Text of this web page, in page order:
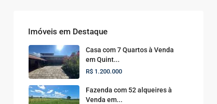
Imóveis em Destaque
Casa com 7 Quartos à Venda
em Quint...
R$ 1.200.000
Fazenda com 52 alqueires à
Venda em...